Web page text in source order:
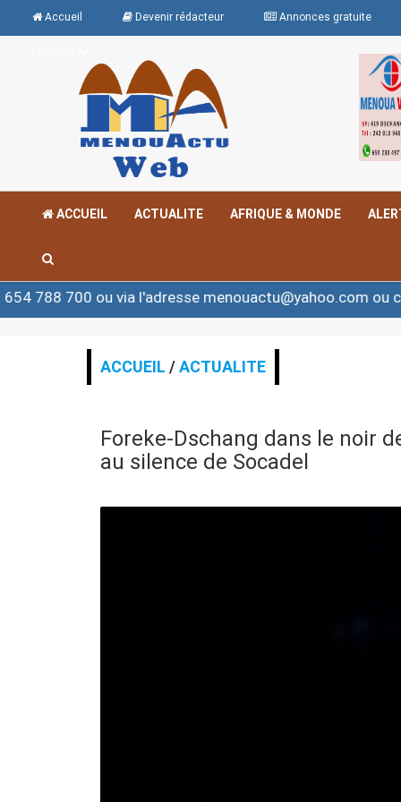
Accueil Devenir rédacteur Annonces gratuite
ACCUEIL ACTUALITE AFRIQUE & MONDE
via l'adresse menouactu@yahoo.com ou
ACCUEIL /ACTUALITE
Foreke-Dschang dans le noir
au silence de Socadel